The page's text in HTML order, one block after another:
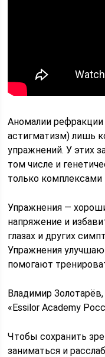
Аномалии рефракции
астигматизм) лишь
упражнений. У этих
том числе и
только
Упражнения —
напряжение и
глазах и других
Упражнения
помогают
Владимир
«Essilor Academy
Чтобы сохранить
заниматься и